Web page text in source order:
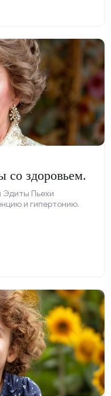
здоровьем.
Эдиты Пьехи
и гипертонию.